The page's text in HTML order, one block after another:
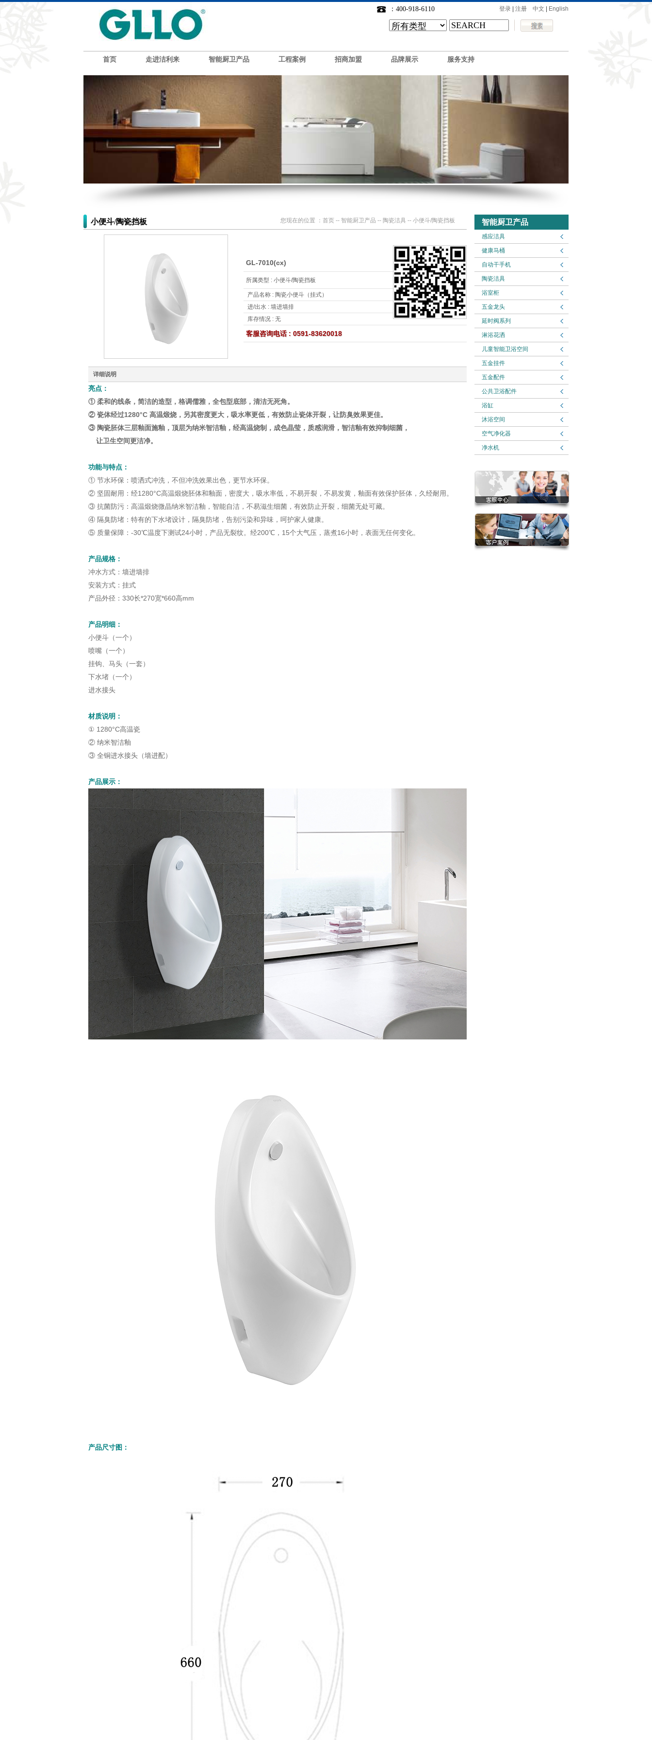
：400-918-6110 登录 注册 中文 English
首页 走进洁利来 智能厨卫产品 工程案例 招商加盟 品牌展示 服务支持
智能厨卫产品
感应洁具
健康马桶
自动干手机
陶瓷洁具
浴室柜
五金龙头
延时阀系列
淋浴花洒
儿童智能卫浴空间
五金挂件
五金配件
公共卫浴配件
浴缸
沐浴空间
空气净化器
净水机
小便斗/陶瓷挡板 您现在的位置 ： 首页 -- 智能厨卫产品 -- 陶瓷洁具 -- 小便斗/陶瓷挡板
GL-7010(cx)
所属类型 : 小便斗/陶瓷挡板
产品名称 : 陶瓷小便斗（挂式）
进/出水 : 墙进墙排
库存情况 : 无
客服咨询电话 : 0591-83620018
详细说明
亮点：
① 柔和的线条，简洁的造型，格调儒雅，全包型底部，清洁无死角。
② 瓷体经过1280°C 高温煅烧，另其密度更大，吸水率更低， 有效防止瓷体开裂， 让防臭效果更佳。
③ 陶瓷胚体三层釉面施釉，顶层为纳米智洁釉，经高温烧制，成色晶莹，质感润滑，智洁釉有效抑制细菌，
让卫生空间更洁净。
功能与特点：
① 节水环保 ： 喷洒式冲洗，不但冲洗效果出色，更节水环保。
② 坚固耐用：经1280°C高温煅烧胚体和釉面， 密度大，吸水率低 ，不易开裂，不易发黄，釉面有效保护胚体，久经耐用。
③ 抗菌防污：高温煅烧微晶纳米智洁釉，智能自洁，不易滋生细菌，有效防止开裂，细菌无处可藏。
④ 隔臭防堵：特有的下水堵设计，隔臭防堵，告别污染和异味，呵护家人健康。
⑤ 质量保障：-30℃温度下测试24小时，产品无裂纹。经200℃，15个大气压，蒸煮16小时，表面无任何变化。
产品规格：
冲水方式：墙进墙排
安装方式：挂式
产品外径：330长*270宽*660高mm
产品明细：
小便斗（一个）
喷嘴（一个）
挂钩、马头（一套）
下水堵（一个）
进水接头
材质说明：
① 1280°C高温瓷
② 纳米智洁釉
③ 全铜进水接头（墙进配）
产品展示：
产品尺寸图：